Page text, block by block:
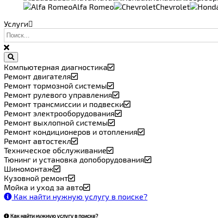
Alfa Romeo
Chevrolet
Услуги
Компьютерная диагностика
Ремонт двигателя
Ремонт тормозной системы
Ремонт рулевого управления
Ремонт трансмиссии и подвески
Ремонт электрооборудования
Ремонт выхлопной системы
Ремонт кондиционеров и отопления
Ремонт автостекл
Техническое обслуживание
Тюнинг и установка допоборудования
Шиномонтаж
Кузовной ремонт
Мойка и уход за авто
Как найти нужную услугу в поиске?
Как найти нужную услугу в поиске?